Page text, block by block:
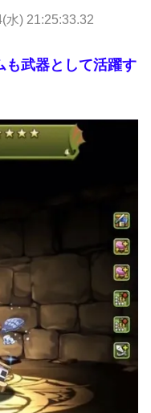
水) 21:25:33.32
も武器として活躍す